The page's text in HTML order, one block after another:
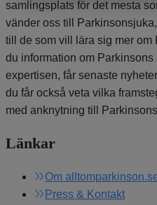
samlingsplats för det mesta
vänder oss till
till de som vill lära sig mer
du information om Parkinsons
expertisen, får senaste
du får också veta vilka
med anknytning till
Länkar
Om
Press & Kontakt